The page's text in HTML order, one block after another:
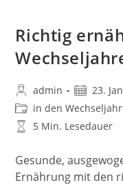
Richtig
Beitrags-
Autor:
admin
Beitrag
23.
Beitrags-
Kategorie:
in den
Lesedauer:
5 Min. Lesedauer
Gesunde,
Ernährung mit den